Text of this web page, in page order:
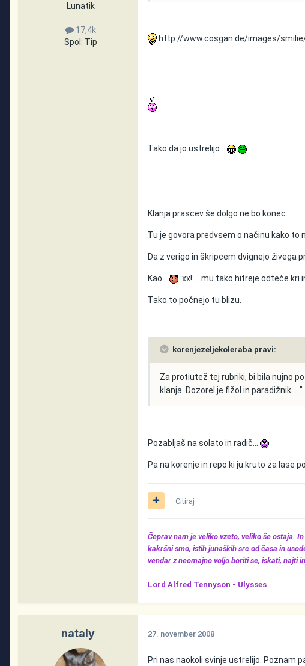
Lunatik
17,4k
Spol: Tip http://www.cosgan.de/images/
Tako da jo ustrelijo...
Klanja prascev še dolgo ne bo konec.
Tu je govora predvsem o načinu kako to
Da z verigo in škripcem dvignejo živega
Kao... :xx!: ...mu tako hitreje odteče kri
Tako to počnejo tu blizu.
korenjezeljekoleraba pravi:
Za protiutež tej rubriki, bi bila nujno
klanja. Dozorel je fižol in paradižnik....."
Pozabljaš na solato in radič...
Pa na korenje in repo ki ju kruto za lase
Citiraj
Čeprav nam je veliko vzeto, veliko še ostaja.
kakršni smo, istih junaških src od časa in
vendar z neomajno voljo boriti se, iskati, najti
Lord Alfred Tennyson - Ulysses
nataly 27. november 2008
Pri nas naokoli svinje ustrelijo. Poznam